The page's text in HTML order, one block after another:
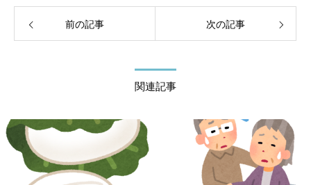
前の記事 次の記事
関連記事